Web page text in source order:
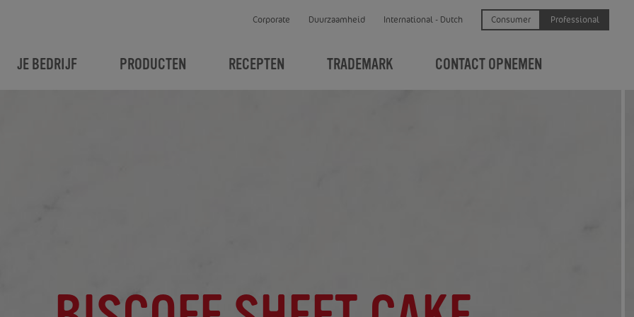
Corporate Duurzaamheid International - Dutch Professional
Consumer
JE BEDRIJF PRODUCTEN RECEPTEN TRADEMARK CONTACT OPNEMEN